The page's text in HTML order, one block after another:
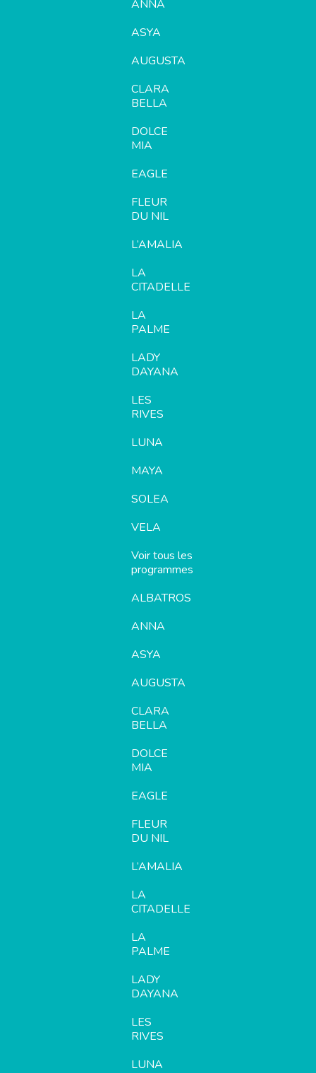
ANNA
ASYA
AUGUSTA
CLARA
BELLA
DOLCE
MIA
EAGLE
FLEUR
DU NIL
L’AMALIA
LA
CITADELLE
LA
PALME
LADY
DAYANA
LES
RIVES
LUNA
MAYA
SOLEA
VELA
Voir tous les
programmes
ALBATROS
ANNA
ASYA
AUGUSTA
CLARA
BELLA
DOLCE
MIA
EAGLE
FLEUR
DU NIL
L’AMALIA
LA
CITADELLE
LA
PALME
LADY
DAYANA
LES
RIVES
LUNA